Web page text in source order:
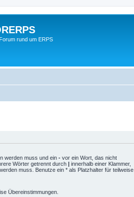
rund um ERPS
werden muss und ein - vor ein Wort, das nicht
Wörter getrennt durch | innerhalb einer Klammer,
muss. Benutze ein * als Platzhalter für teilweise
Übereinstimmungen.